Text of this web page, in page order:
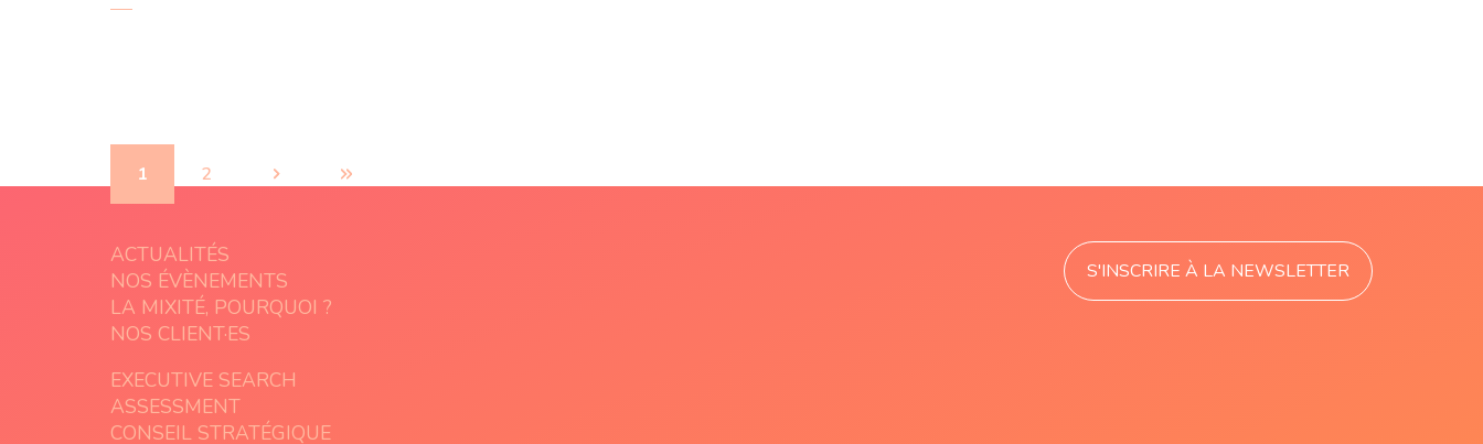
1 2
ACTUALITÉS
NOS ÉVÈNEMENTS
LA MIXITÉ, POURQUOI ?
NOS CLIENT·ES
EXECUTIVE SEARCH
ASSESSMENT
CONSEIL STRATÉGIQUE
S'INSCRIRE À LA NEWSLETTER